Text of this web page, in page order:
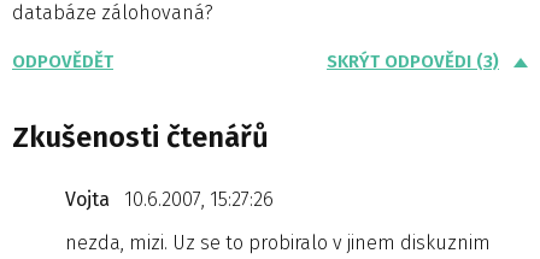
databáze zálohovaná?
ODPOVĚDĚT SKRÝT ODPOVĚDI (3)
Zkušenosti čtenářů
Vojta
10.6.2007, 15:27:26
nezda, mizi. Uz se to probiralo v jinem diskuznim